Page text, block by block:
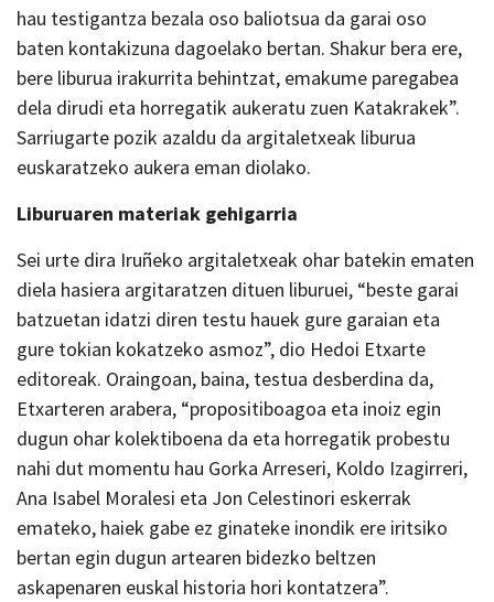
hau testigantza bezala oso baliotsua da garai oso
baten kontakizuna dagoelako bertan. Shakur bera ere,
bere liburua irakurrita behintzat, emakume paregabea
dela dirudi eta horregatik aukeratu zuen Katakrakek”.
Sarriugarte pozik azaldu da argitaletxeak liburua
euskaratzeko aukera eman diolako.
Liburuaren materiak gehigarria
Sei urte dira Iruñeko argitaletxeak ohar batekin ematen
diela hasiera argitaratzen dituen liburuei, “beste garai
batzuetan idatzi diren testu hauek gure garaian eta
gure tokian kokatzeko asmoz”, dio Hedoi Etxarte
editoreak. Oraingoan, baina, testua desberdina da,
Etxarteren arabera, “propositiboagoa eta inoiz egin
dugun ohar kolektiboena da eta horregatik probestu
nahi dut momentu hau Gorka Arreseri, Koldo Izagirreri,
Ana Isabel Moralesi eta Jon Celestinori eskerrak
emateko, haiek gabe ez ginateke inondik ere iritsiko
bertan egin dugun artearen bidezko beltzen
askapenaren euskal historia hori kontatzera”.